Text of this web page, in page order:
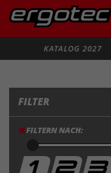
KATALOG 2027
FILTER
FILTERN NACH: